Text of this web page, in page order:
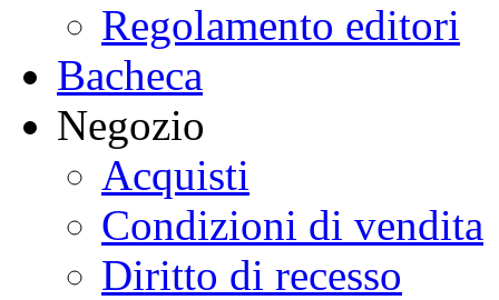
Regolamento editori
Bacheca
Negozio
Acquisti
Condizioni di vendita
Diritto di recesso